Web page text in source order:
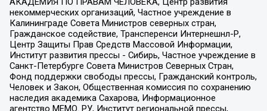
некоммерческих организаций, Частное учреждение в
Калининграде Совета Министров северных стран,
Гражданское содействие, Трансперенси Интернешнл-Р,
Центр Защиты Прав Средств Массовой Информации,
Институт развития прессы - Сибирь, Частное учреждение в
Санкт-Петербурге Совета Министров Северных Стран,
Фонд поддержки свободы прессы, Гражданский контроль,
Человек и Закон, Общественная комиссия по сохранению
наследия академика Сахарова, Информационное
агентство МЕМО. РУ, Институт региональной прессы,